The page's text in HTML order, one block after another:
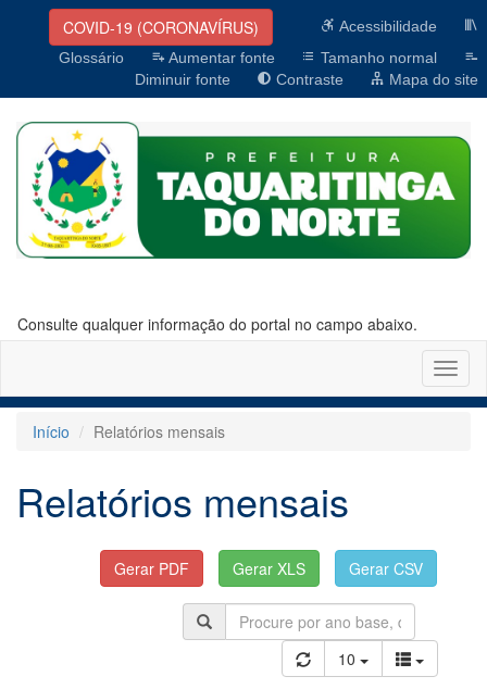
COVID-19 (CORONAVÍRUS)
Acessibilidade
Glossário
Aumentar fonte
Tamanho normal
Diminuir fonte
Contraste Mapa do site
Consulte qualquer informação do portal no campo abaixo.
Início
Relatórios mensais
Relatórios mensais
10